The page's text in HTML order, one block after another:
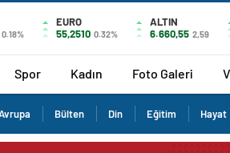
0.18%
EURO
55,2510 0.32%
ALTIN
6.660,55 2,59
Spor Kadın Foto Galeri
Bülten Din Eğitim Hayat